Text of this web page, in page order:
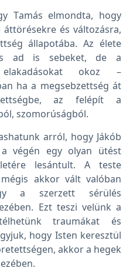
Tamás elmondta, hogy
és változásra,
állapotába. Az élete
ad is sebeket, de a
okoz –
ha a megsebzettség át
az felépít a
szomorúságból.
arról, hogy Jákób
végén egy olyan ütést
lesántult. A teste
akkor vált valóban
a szerzett sérülés
Ezt teszi velünk a
traumákat és
hogy Isten keresztül
akkor a hegek